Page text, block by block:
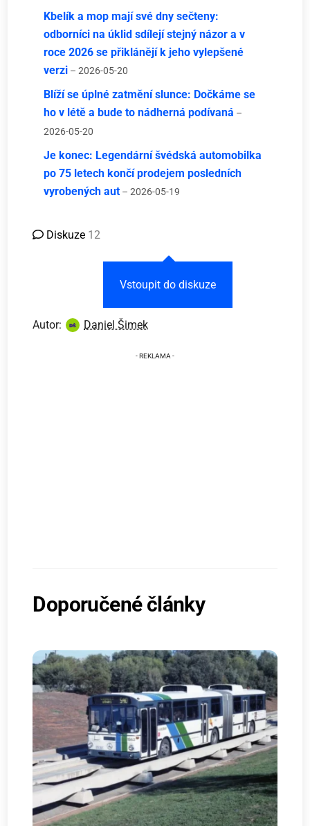
Kbelík a mop mají své dny sečteny:
odborníci na úklid sdílejí stejný názor a v
roce 2026 se přiklánějí k jeho vylepšené
verzi – 2026-05-20
Blíží se úplné zatmění slunce: Dočkáme se
ho v létě a bude to nádherná podívaná –
2026-05-20
Je konec: Legendární švédská automobilka
po 75 letech končí prodejem posledních
vyrobených aut – 2026-05-19
Diskuze 12
Vstoupit do diskuze
Autor: Daniel Šimek
Doporučené články